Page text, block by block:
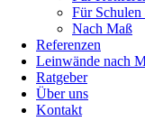
Für
Nach Maß
Referenzen
Leinwände nach
Ratgeber
Über uns
Kontakt